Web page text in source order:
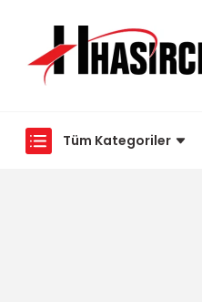
Tüm Kategoriler